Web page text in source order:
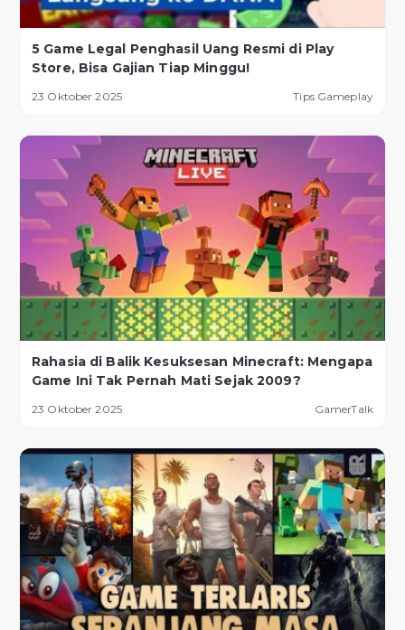
5 Game Legal Penghasil Uang Resmi di Play
Store, Bisa Gajian Tiap Minggu!
23 Oktober 2025 Tips Gameplay
Rahasia di Balik Kesuksesan Minecraft: Mengapa
Game Ini Tak Pernah Mati Sejak 2009?
23 Oktober 2025 GamerTalk